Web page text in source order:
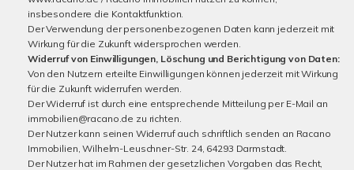
insbesondere die Kontaktfunktion.
Der Verwendung der personenbezogenen Daten kann jederzeit mit
Wirkung für die Zukunft widersprochen werden.
Widerruf von Einwilligungen, Löschung und Berichtigung von Daten:
Von den Nutzern erteilte Einwilligungen können jederzeit mit Wirkung
für die Zukunft widerrufen werden.
Der Widerruf ist durch eine entsprechende Mitteilung per E-Mail an
immobilien@racano.de zu richten.
Der Nutzer kann seinen Widerruf auch schriftlich senden an Racano
Immobilien, Wilhelm-Leuschner-Str. 24, 64293 Darmstadt.
Der Nutzer hat im Rahmen der gesetzlichen Vorgaben das Recht,